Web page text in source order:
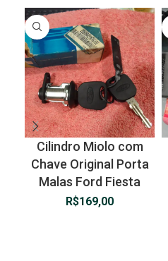
Cilindro Miolo com
Chave Original Porta
Malas Ford Fiesta
R$169,00